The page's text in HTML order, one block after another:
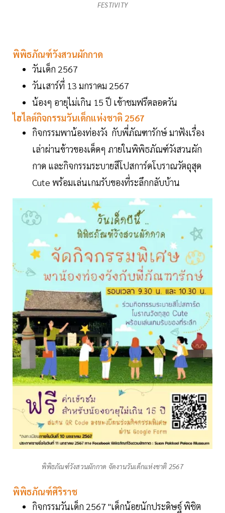
FESTIVITY
พิพิธภัณฑ์วังสวนผักกาด
วันเด็ก 2567
วันเสาร์ที่ 13 มกราคม 2567
น้องๆ อายุไม่เกิน 15 ปี เข้าชมฟรีตลอดวัน
ไฮไลต์กิจกรรมวันเด็กแห่งชาติ 2567
กิจกรรมพาน้องท่องวัง กับพี่ภัณฑารักษ์ มาฟังเรื่อง
เล่าผ่านข้าวของเด็ดๆ ภายในพิพิธภัณฑ์วังสวนผัก
กาด และกิจกรรมระบายสีโปสการ์ดโบราณวัตถุสุด
Cute พร้อมเล่นเกมรับของที่ระลึกกลับบ้าน
พิพิธภัณฑ์วังสวนผักกาด จัดงานวันเด็กแห่งชาติ 2567
พิพิธภัณฑ์ศิริราช
กิจกรรมวันเด็ก 2567 "เด็กน้อยนักประดิษฐ์ พิชิต